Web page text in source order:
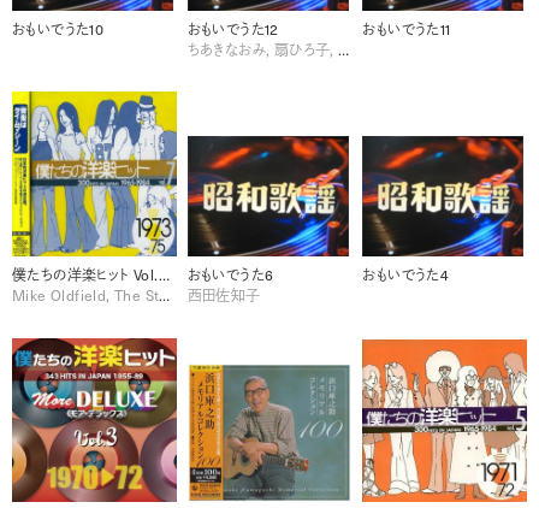
おもいでうた10
おもいでうた12
ちあきなおみ, 扇ひろ子, 森繁久彌
おもいでうた11
僕たちの洋楽ヒット Vol.7 (1973-75)
Mike Oldfield, The Stylistics
おもいでうた6
西田佐知子
おもいでうた4